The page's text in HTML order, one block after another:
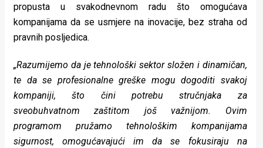
propusta u svakodnevnom radu što omogućava
kompanijama da se usmjere na inovacije, bez straha od
pravnih posljedica.
„Razumijemo da je tehnološki sektor složen i dinamičan,
te da se profesionalne greške mogu dogoditi svakoj
kompaniji, što čini potrebu stručnjaka za
sveobuhvatnom zaštitom još važnijom. Ovim
programom pružamo tehnološkim kompanijama
sigurnost, omogućavajući im da se fokusiraju na